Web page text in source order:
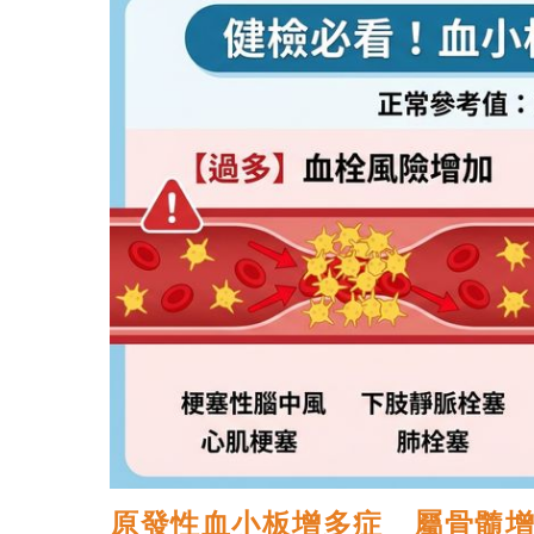
原發性血小板增多症 屬骨髓